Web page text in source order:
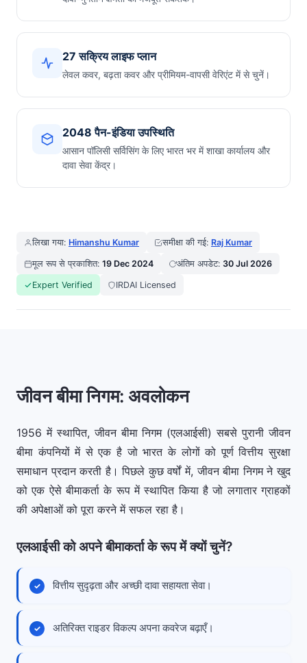
27 सक्रिय लाइफ प्लान
लेवल कवर, बढ़ता कवर और प्रीमियम-वापसी वेरिएंट में से चुनें।
2048 पैन-इंडिया उपस्थिति
आसान पॉलिसी सर्विसिंग के लिए भारत भर में शाखा कार्यालय और
दावा सेवा केंद्र।
लिखा गया: Himanshu Kumar समीक्षा की गई: Raj Kumar
मूल रूप से प्रकाशित: 19 Dec 2024 अंतिम अपडेट: 30 Jul 2026
Expert Verified IRDAI Licensed
जीवन बीमा निगम: अवलोकन
1956 में स्थापित, जीवन बीमा निगम (एलआईसी) सबसे पुरानी जीवन
बीमा कंपनियों में से एक है जो भारत के लोगों को पूर्ण वित्तीय सुरक्षा
समाधान प्रदान करती है। पिछले कुछ वर्षों में, जीवन बीमा निगम ने खुद
को एक ऐसे बीमाकर्ता के रूप में स्थापित किया है जो लगातार ग्राहकों
की अपेक्षाओं को पूरा करने में सफल रहा है।
एलआईसी को अपने बीमाकर्ता के रूप में क्यों चुनें?
वित्तीय सुदृढ़ता और अच्छी दावा सहायता सेवा।
अतिरिक्त राइडर विकल्प अपना कवरेज बढ़ाएँ।